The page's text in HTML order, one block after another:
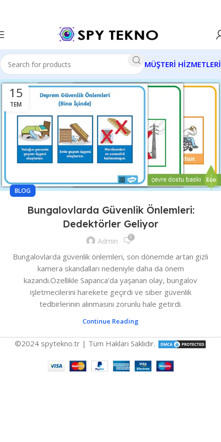
MÜŞTERİ HİZMETLERİ
15
TEM
BLOG
Bungalovlarda Güvenlik Önlemleri:
Dedektörler Geliyor
Admin 0
Bungalovlarda güvenlik önlemleri, son dönemde artan gizli
kamera skandalları nedeniyle daha da önem
kazandı.Özellikle Sapanca’da yaşanan olay, bungalov
işletmecilerini harekete geçirdi ve siber güvenlik
tedbirlerinin alınmasını zorunlu hale getirdi.
Continue Reading
©2024 spytekno.tr | Tüm Hakları Saklıdır.